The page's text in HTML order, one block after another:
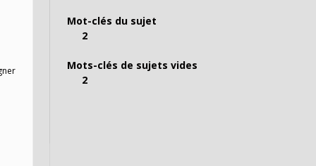
Mot-clés du sujet
2
Mots-clés de sujets vides
2